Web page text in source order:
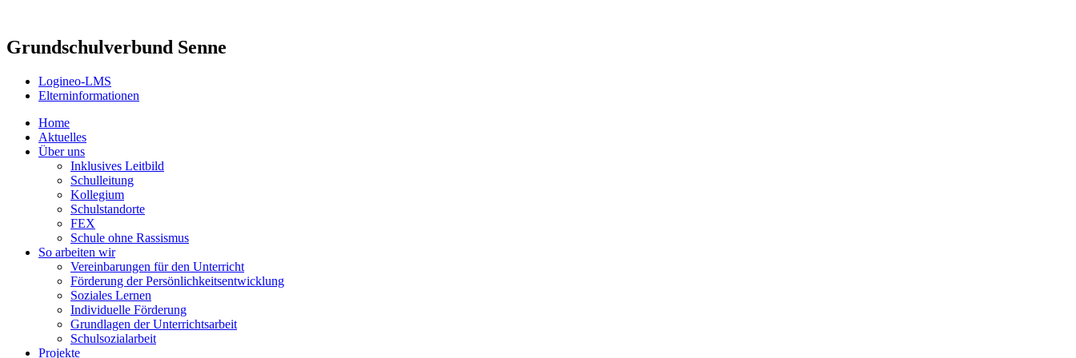
Grundschulverbund Senne
Logineo-LMS
Elterninformationen
Home
Aktuelles
Über uns
Inklusives Leitbild
Schulleitung
Kollegium
Schulstandorte
FEX
Schule ohne Rassismus
So arbeiten wir
Vereinbarungen für den Unterricht
Förderung der Persönlichkeitsentwicklung
Soziales Lernen
Individuelle Förderung
Grundlagen der Unterrichtsarbeit
Schulsozialarbeit
Projekte